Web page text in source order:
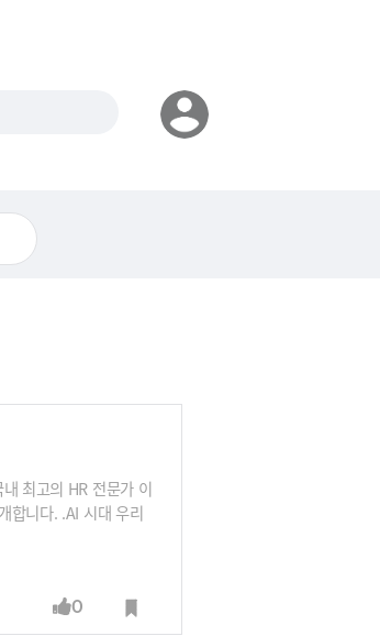
최고의 HR 전문가 이
합니다. .AI 시대 우리
검색해 주세요.
0